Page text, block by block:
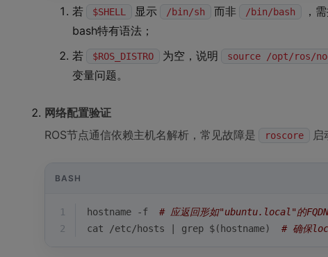
若 $SHELL 显示 /bin/sh 而非 /bin/bash ，
bash特有语法；
若
$ROS_DISTRO 为空，说明 source /opt/ros/
变量问题。
网络配置验证
ROS节点通信依赖主机名解析，常见故障是
roscore 启
BASH
1 hostname -f # 应返回形如"ubuntu.local"的FQDN
2
cat /etc/hosts | grep $(hostname) # 确保